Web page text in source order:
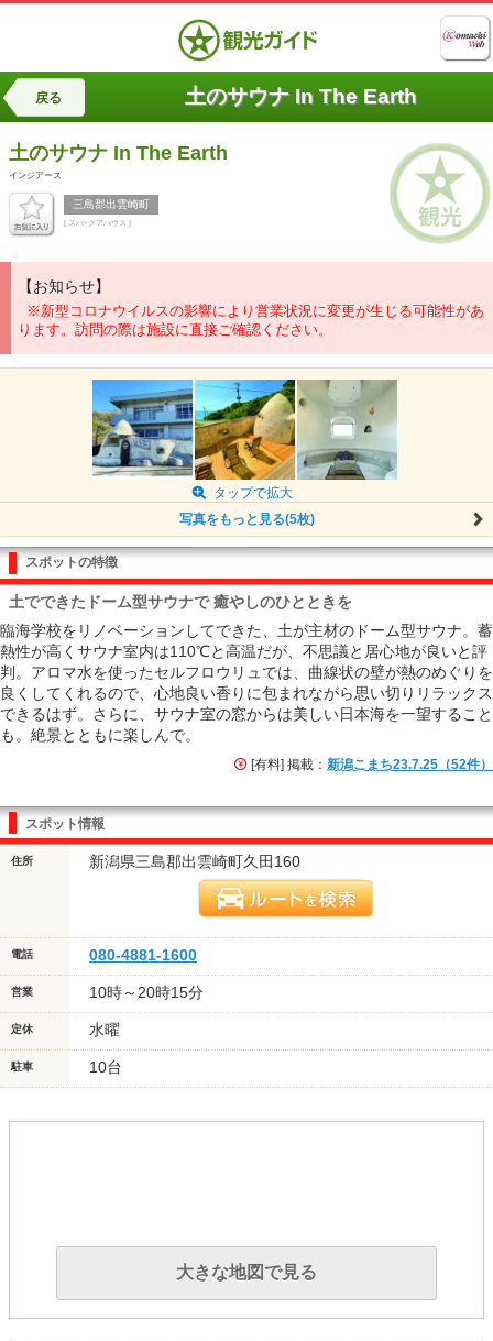
戻る 土のサウナ In The Earth
土のサウナ In The Earth
インジアース
三島郡出雲崎町
[ スパ･クアハウス ]
【お知らせ】
※新型コロナウイルスの影響により営業状況に変更が生じる可能性があ
ります。訪問の際は施設に直接ご確認ください。
タップで拡大
写真をもっと見る(5枚)
スポットの特徴
土でできたドーム型サウナで 癒やしのひとときを
臨海学校をリノベーションしてできた、土が主材のドーム型サウナ。蓄
熱性が高くサウナ室内は110℃と高温だが、不思議と居心地が良いと評
判。アロマ水を使ったセルフロウリュでは、曲線状の壁が熱のめぐりを
良くしてくれるので、心地良い香りに包まれながら思い切りリラックス
できるはず。さらに、サウナ室の窓からは美しい日本海を一望すること
も。絶景とともに楽しんで。
[有料] 掲載： 新潟こまち23.7.25（52件）
スポット情報
住所 新潟県三島郡出雲崎町久田160
電話 080-4881-1600
営業 10時～20時15分
定休 水曜
駐車 10台
大きな地図で見る